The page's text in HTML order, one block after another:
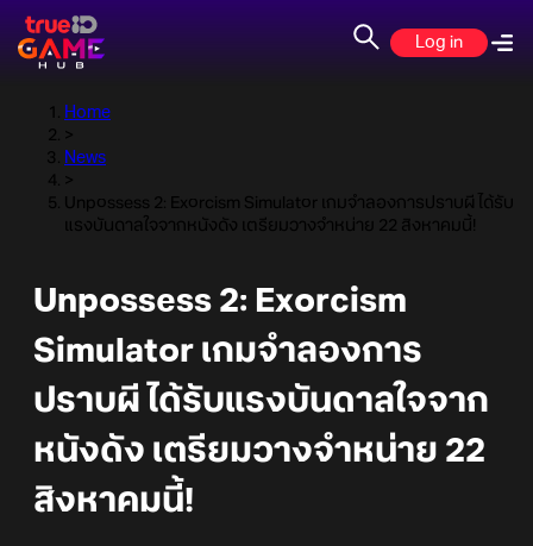
Log in
Home
>
News
>
Unpossess 2: Exorcism Simulator เกมจำลองการปราบผี ได้รับ
แรงบันดาลใจจากหนังดัง เตรียมวางจำหน่าย 22 สิงหาคมนี้!
Unpossess 2: Exorcism
Simulator เกมจำลองการ
ปราบผี ได้รับแรงบันดาลใจจาก
หนังดัง เตรียมวางจำหน่าย 22
สิงหาคมนี้!